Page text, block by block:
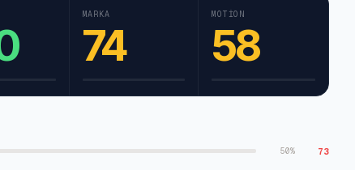
MARKA
74
MOTION
58
50% 73